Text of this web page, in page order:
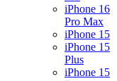
iPhone 16
Pro Max
iPhone 15
iPhone 15
Plus
iPhone 15